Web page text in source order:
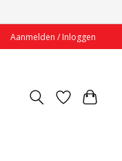
Aanmelden / Inloggen